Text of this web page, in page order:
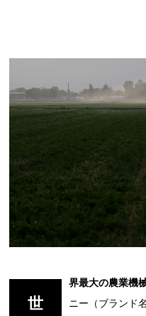
世
界最大の農業機
ニー（ブランド